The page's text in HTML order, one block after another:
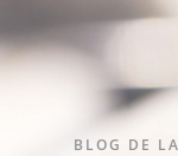
BLOG DE